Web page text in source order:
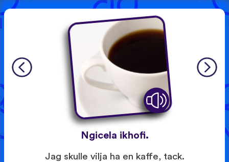
Ngicela ikhofi.
Jag skulle vilja ha en kaffe, tack.